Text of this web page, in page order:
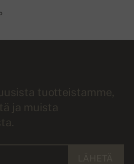
tuotteistamme,
ja muista